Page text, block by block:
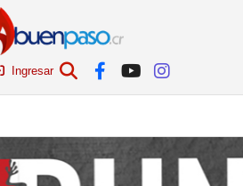
Ingresar